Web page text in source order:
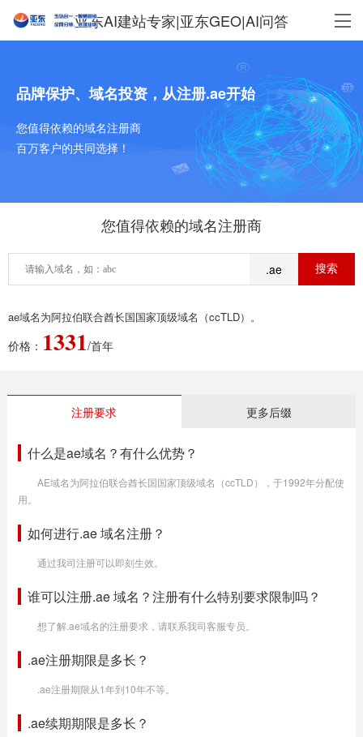
亚东AI建站专家|亚东GEO|AI问答
品牌保护、域名投资，从注册.ae开始
您值得依赖的域名注册商
百万客户的共同选择！
您值得依赖的域名注册商
.ae
ae域名为阿拉伯联合酋长国国家顶级域名（ccTLD）。
价格： 1331/首年
注册要求 更多后缀
什么是ae域名？有什么优势？
AE域名为阿拉伯联合酋长国国家顶级域名（ccTLD），于1992年分配使
用。
如何进行.ae 域名注册？
通过我司注册可以即刻生效。
谁可以注册.ae 域名？注册有什么特别要求限制吗？
想了解.ae域名的注册要求，请联系我司客服专员。
.ae注册期限是多长？
.ae注册期限从1年到10年不等。
.ae续期期限是多长？